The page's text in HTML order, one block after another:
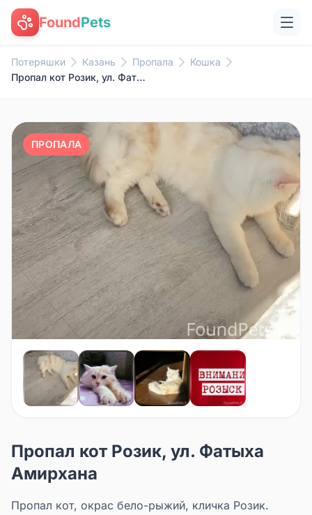
FoundPets
Потеряшки Казань Пропала
Кошка
Пропал кот Розик, ул. Фатыха Амирхана
ПРОПАЛА
Пропал кот Розик, ул. Фатыха
Амирхана
Пропал кот, окрас бело-рыжий, кличка Розик.